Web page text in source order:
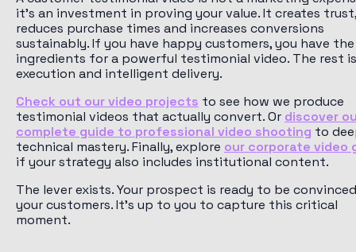
it's an investment in proving your value. It creates trust,
reduces purchase times and increases conversions
sustainably. If you have happy customers, you have the
ingredients for a powerful testimonial video. The rest is
execution and intelligent delivery.
Check out our video projects to see how we produce
testimonial videos that actually convert. Or discover
complete guide to professional video shooting to
technical mastery. Finally, explore our corporate video
if your strategy also includes institutional content.
The lever exists. Your prospect is ready to be
your customers. It's up to you to capture this critical
moment.